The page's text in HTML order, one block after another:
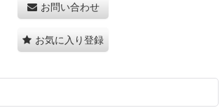
お問い合わせ
お気に入り登録